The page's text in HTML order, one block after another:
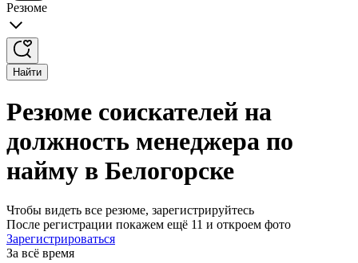
Резюме
Найти
Резюме соискателей на
должность менеджера по
найму в Белогорске
Чтобы видеть все резюме, зарегистрируйтесь
После регистрации покажем ещё 11 и откроем фото
Зарегистрироваться
За всё время